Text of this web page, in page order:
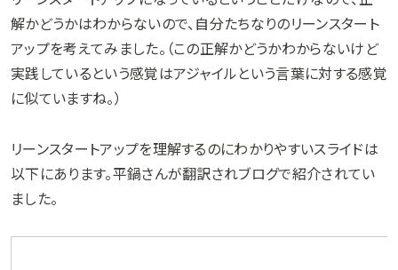
解かどうかはわからないので、自分たちなりのリーンスタート
アップを考えてみました。（この正解かどうかわからないけど
実践しているという感覚はアジャイルという言葉に対する感覚
に似ていますね。）
リーンスタートアップを理解するのにわかりやすいスライドは
以下にあります。平鍋さんが翻訳されブログで紹介されてい
ました。